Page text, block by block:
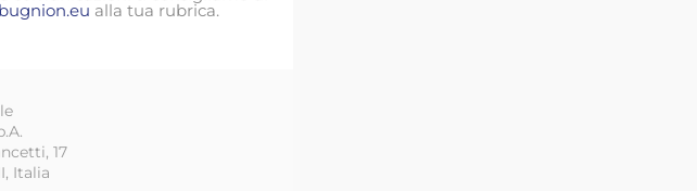
alla tua rubrica.
17
Italia